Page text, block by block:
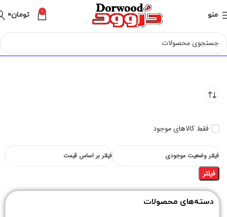
منو 0 تومان0
فقط کالاهای موجود
فیلتر وضعیت موجودی فیلتر بر اساس قیمت
فیلتر
دسته‌های محصولات